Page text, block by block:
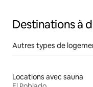
Destinations à
Autres types de
Locations avec sauna